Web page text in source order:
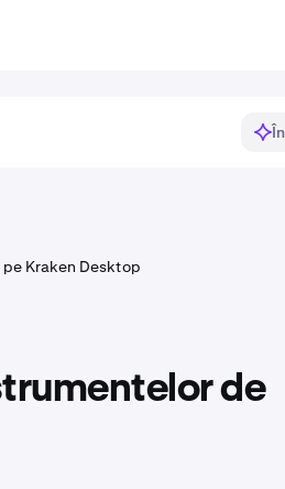
Kraken Desktop
de